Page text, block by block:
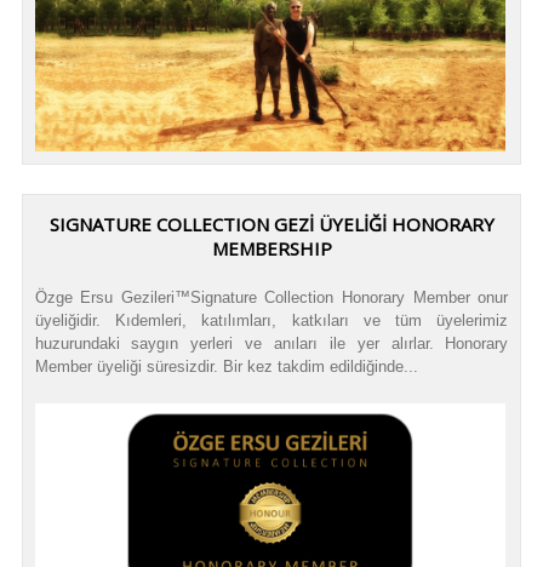
SIGNATURE COLLECTION GEZİ ÜYELİĞİ HONORARY
MEMBERSHIP
Özge Ersu Gezileri™Signature Collection Honorary Member onur
üyeliğidir. Kıdemleri, katılımları, katkıları ve tüm üyelerimiz
huzurundaki saygın yerleri ve anıları ile yer alırlar. Honorary
Member üyeliği süresizdir. Bir kez takdim edildiğinde...